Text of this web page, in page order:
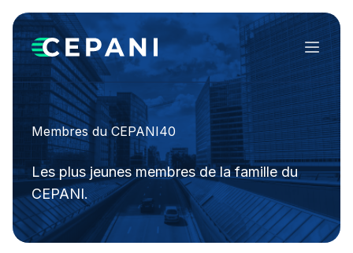
Menu
Membres du CEPANI40
Les plus jeunes membres de la famille du
CEPANI.